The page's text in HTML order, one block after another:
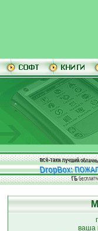
всё-таки лучший
DropBox:
ГБ
ваша